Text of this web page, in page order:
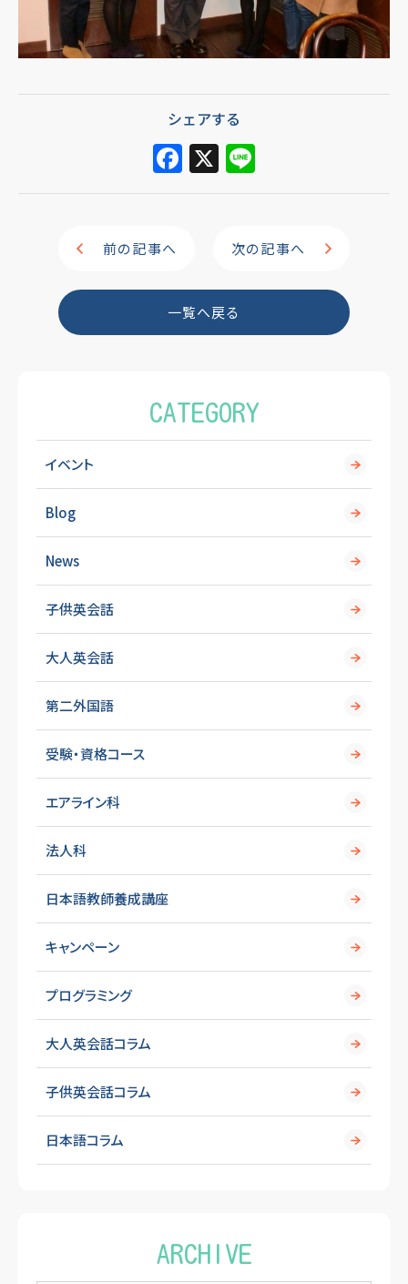
シェアする
F
a
o
o
X
n
前の記事へ 次の記事へ
一覧へ戻る
CATEGORY
イベント
Blog
News
子供英会話
大人英会話
第二外国語
受験・資格コース
エアライン科
法人科
日本語教師養成講座
キャンペーン
プログラミング
大人英会話コラム
子供英会話コラム
日本語コラム
ARCHIVE